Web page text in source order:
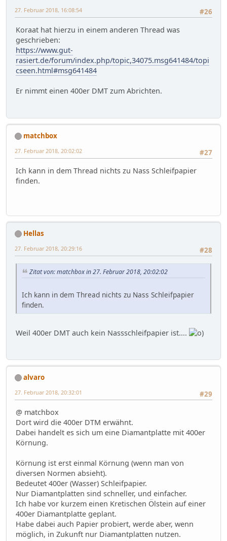
#26
27. Februar 2018, 16:08:54
Koraat hat hierzu in einem anderen Thread was
geschrieben:
https://www.gut-
rasiert.de/forum/index.php/topic,34075.msg641484/topi
cseen.html#msg641484
Er nimmt einen 400er DMT zum Abrichten.
matchbox
#27
27. Februar 2018, 20:02:02
Ich kann in dem Thread nichts zu Nass Schleifpapier
finden.
Hellas
#28
27. Februar 2018, 20:29:16
Zitat von: matchbox in 27. Februar 2018, 20:02:02
Ich kann in dem Thread nichts zu Nass Schleifpapier
finden.
Weil 400er DMT auch kein Nassschleifpapier ist....
alvaro
#29
27. Februar 2018, 20:32:01
@ matchbox
Dort wird die 400er DTM erwähnt.
Dabei handelt es sich um eine Diamantplatte mit 400er
Körnung.
Körnung ist erst einmal Körnung (wenn man von
diversen Normen absieht).
Bedeutet 400er (Wasser) Schleifpapier.
Nur Diamantplatten sind schneller, und einfacher.
Ich habe vor kurzem einen Kretischen Ölstein auf einer
400er Diamantplatte geplant.
Habe dabei auch Papier probiert, werde aber, wenn
möglich, in Zukunft nur Diamantplatten nutzen.